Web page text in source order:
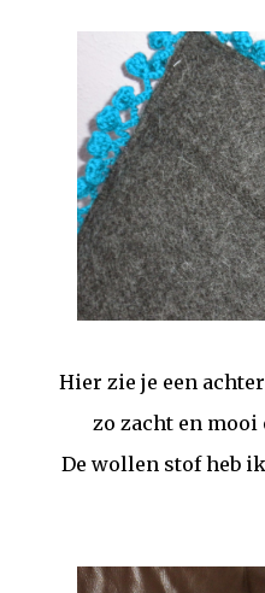
Hier zie je een
zo zacht en mooi
De wollen stof heb